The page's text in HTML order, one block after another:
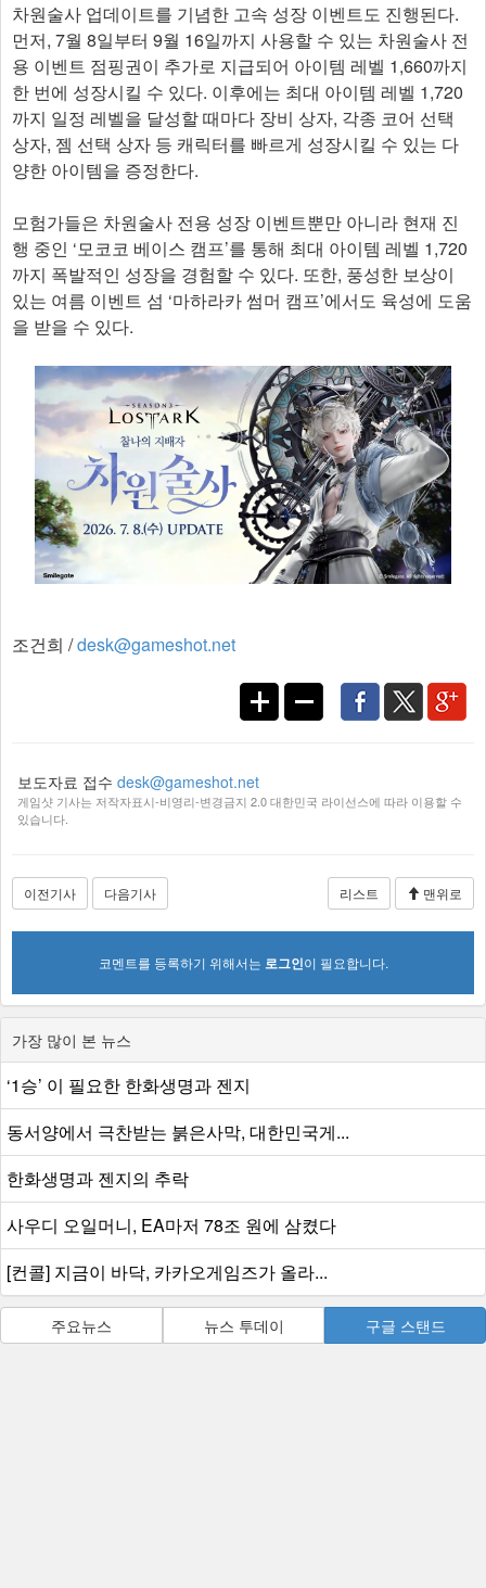
차원술사 업데이트를 기념한 고속 성장 이벤트도 진행된다.
먼저, 7월 8일부터 9월 16일까지 사용할 수 있는 차원술사 전
용 이벤트 점핑권이 추가로 지급되어 아이템 레벨 1,660까지
한 번에 성장시킬 수 있다. 이후에는 최대 아이템 레벨 1,720
까지 일정 레벨을 달성할 때마다 장비 상자, 각종 코어 선택
상자, 젬 선택 상자 등 캐릭터를 빠르게 성장시킬 수 있는 다
양한 아이템을 증정한다.
모험가들은 차원술사 전용 성장 이벤트뿐만 아니라 현재 진
행 중인 ‘모코코 베이스 캠프’를 통해 최대 아이템 레벨 1,720
까지 폭발적인 성장을 경험할 수 있다. 또한, 풍성한 보상이
있는 여름 이벤트 섬 ‘마하라카 썸머 캠프’에서도 육성에 도움
을 받을 수 있다.
조건희 /desk@gameshot.net
보도자료 접수 desk@gameshot.net
게임샷 기사는 저작자표시-비영리-변경금지 2.0 대한민국 라이선스에 따라 이용할 수
있습니다.
이전기사 다음기사 리스트 맨위로
코멘트를 등록하기 위해서는 로그인이 필요합니다.
가장 많이 본 뉴스
‘1승’ 이 필요한 한화생명과 젠지
동서양에서 극찬받는 붉은사막, 대한민국게...
한화생명과 젠지의 추락
사우디 오일머니, EA마저 78조 원에 삼켰다
[컨콜] 지금이 바닥, 카카오게임즈가 올라...
주요뉴스 뉴스 투데이 구글 스탠드